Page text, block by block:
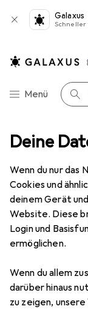
Deine
Wenn du nur
Cookies und
deinem Gerät
Website. Diese
Login und
ermöglichen.
Wenn du allem
darüber hinaus
zu zeigen,
Galaxus
Schneller
Navigation nach
Menü Suche
Video
StarTech
HDMI
Analog -> Digital
Preis in EUR inkl.
EUR
177,86